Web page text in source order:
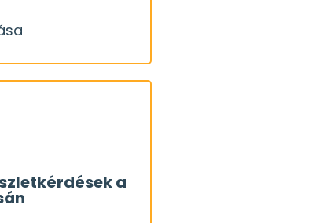
a
mennyiből és